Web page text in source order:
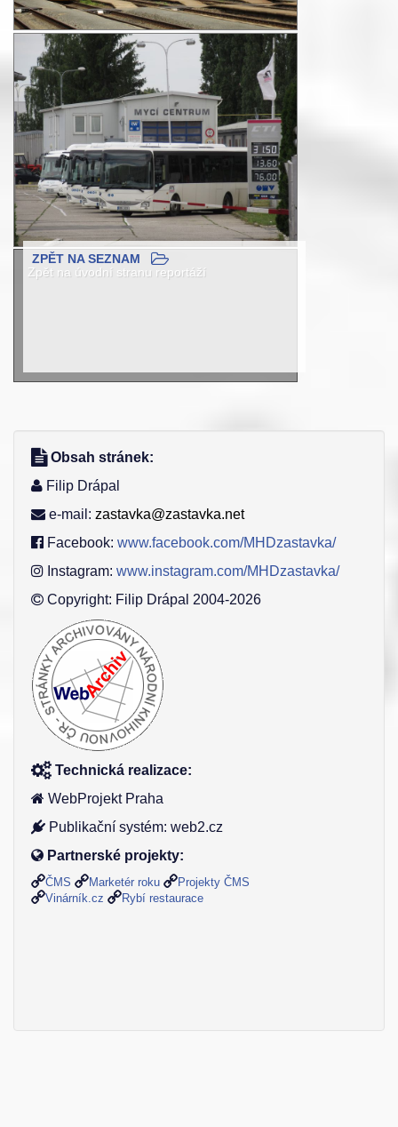
Zpět na úvodní stranu reportáží
ZPĚT NA SEZNAM
Obsah stránek:
Filip Drápal
e-mail: zastavka@zastavka.net
Facebook: www.facebook.com/MHDzastavka/
Instagram: www.instagram.com/MHDzastavka/
Copyright: Filip Drápal 2004-2026
Technická realizace:
WebProjekt Praha
Publikační systém: web2.cz
Partnerské projekty:
ČMS Marketér roku
Projekty ČMS
Vinárník.cz
Rybí restaurace